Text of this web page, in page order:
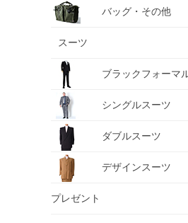
バッグ・その他
スーツ
ブラックフォーマ
シングルスーツ
ダブルスーツ
デザインスーツ
プレゼント